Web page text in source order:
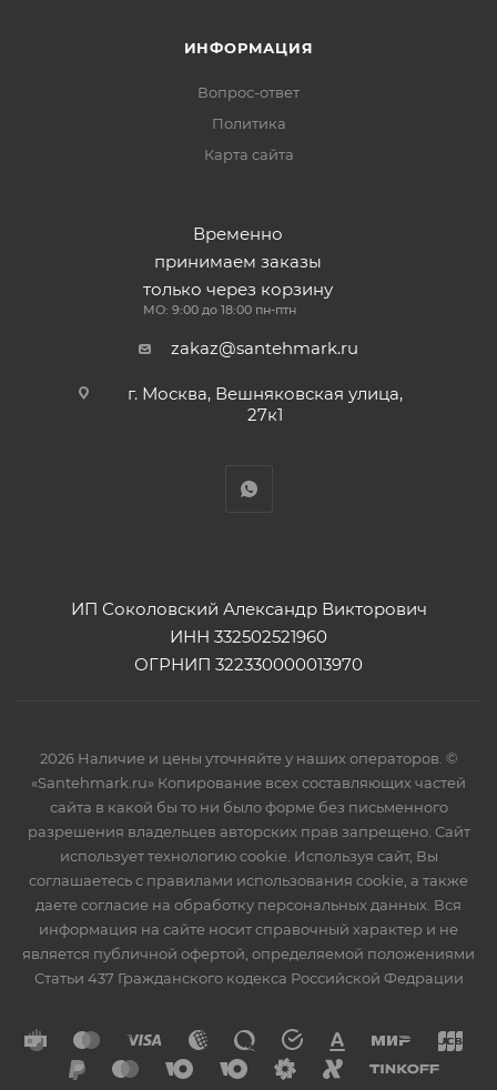
ИНФОРМАЦИЯ
Вопрос-ответ
Политика
Карта сайта
Временно
принимаем заказы
только через корзину
МО: 9:00 до 18:00 пн-птн
zakaz@santehmark.ru
г. Москва, Вешняковская улица,
27к1
ИП Соколовский Александр Викторович
ИНН 332502521960
ОГРНИП 322330000013970
2026 Наличие и цены уточняйте у наших операторов. ©
«Santehmark.ru» Копирование всех составляющих частей
сайта в какой бы то ни было форме без письменного
разрешения владельцев авторских прав запрещено. Сайт
использует технологию cookie. Используя сайт, Вы
соглашаетесь с правилами использования cookie, а также
даете согласие на обработку персональных данных. Вся
информация на сайте носит справочный характер и не
является публичной офертой, определяемой положениями
Статьи 437 Гражданского кодекса Российской Федрации